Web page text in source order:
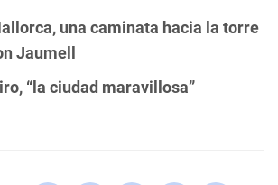
una caminata hacia la torre
Jaumell
“la ciudad maravillosa”